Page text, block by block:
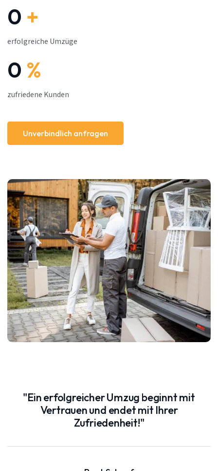
"Ein erfolgreicher Umzug beginnt mit
Vertrauen und endet mit Ihrer
Zufriedenheit!"
0 +
erfolgreiche Umzüge
0 %
zufriedene Kunden
Unverbindlich anfragen